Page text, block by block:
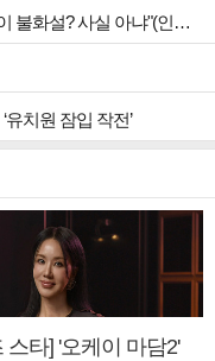
[비즈 스타] '내일도 출근' 강미나 "아이오아이 불화설? 사실 아냐"(인터뷰)
치원 잠입 작전’
스타] '오케이 마담2'